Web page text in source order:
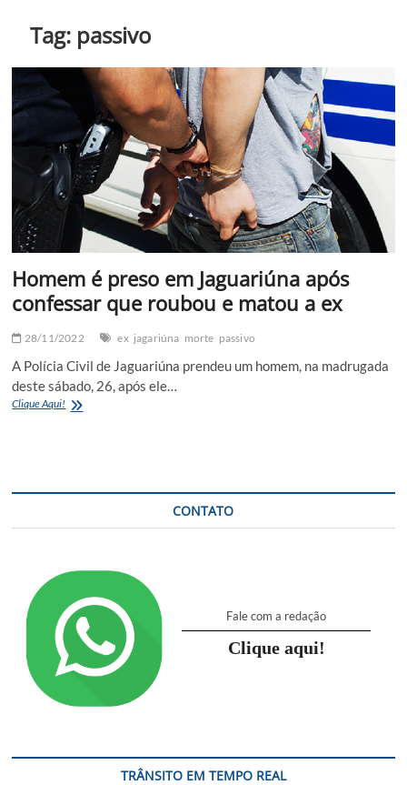
Tag: passivo
Homem é preso em Jaguariúna após
confessar que roubou e matou a ex
28/11/2022 ex jagariúna morte passivo
A Polícia Civil de Jaguariúna prendeu um homem, na madrugada
deste sábado, 26, após ele…
Clique Aqui! Homem
ex
CONTATO
Fale com a redação
Clique aqui!
TRÂNSITO EM TEMPO REAL